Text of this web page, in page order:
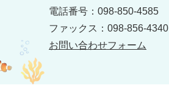
電話番号：098-850-4585
ファックス：098-856-4340
お問い合わせフォーム